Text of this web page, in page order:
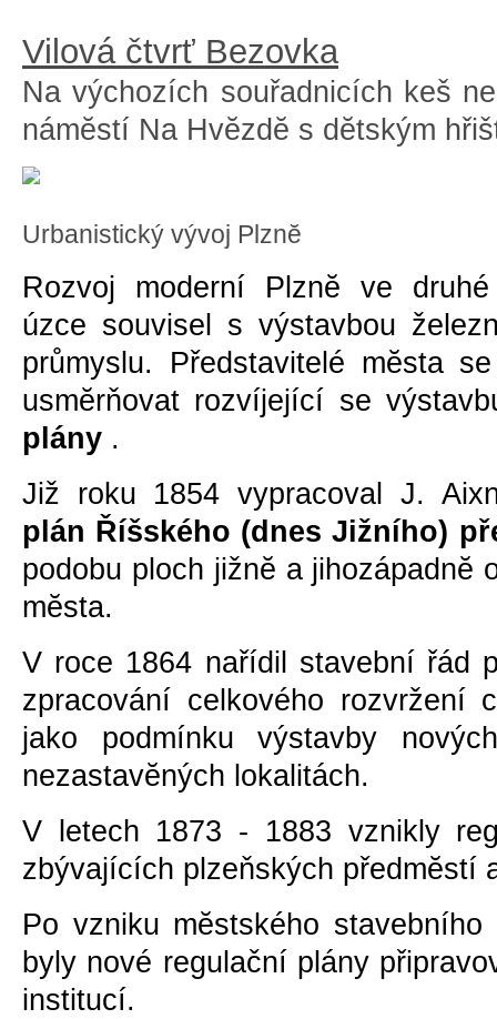
Vilová čtvrť Bezovka
Na výchozích souřadnicích keš
námĕstí Na Hvĕzdĕ s dĕtským
Urbanistický vývoj Plznĕ
Rozvoj moderní Plznĕ ve
úzce souvisel s výstavbou
průmyslu. Představitelé mĕsta
usmĕrňovat rozvíjející se
plány .
Již roku 1854 vypracoval J.
plán Říšského (dnes Jižního)
podobu ploch jižnĕ a jihozápadnĕ
mĕsta.
V roce 1864 nařídil stavební řád
zpracování celkového rozvržení
jako podmínku výstavby
nezastavĕných lokalitách.
V letech 1873 - 1883 vznikly
zbývajících plzeňských předmĕstí
Po vzniku mĕstského
byly nové regulační plány
institucí.